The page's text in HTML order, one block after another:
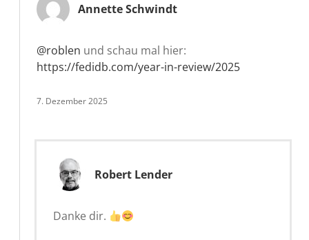
Annette Schwindt
@roblen und schau mal hier:
https://fedidb.com/year-in-review/2025
7. Dezember 2025
Robert Lender
Danke dir.